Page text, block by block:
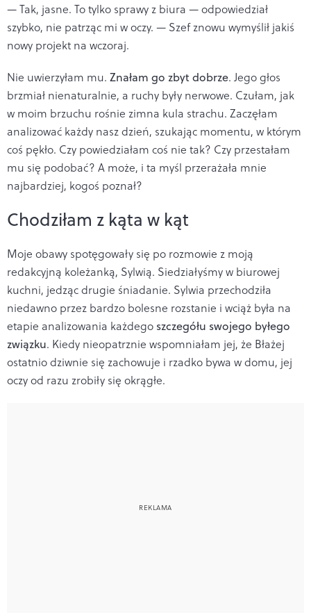
— Tak, jasne. To tylko sprawy z biura — odpowiedział
szybko, nie patrząc mi w oczy. — Szef znowu wymyślił jakiś
nowy projekt na wczoraj.
Nie uwierzyłam mu. Znałam go zbyt dobrze. Jego głos
brzmiał nienaturalnie, a ruchy były nerwowe. Czułam, jak
w moim brzuchu rośnie zimna kula strachu. Zaczęłam
analizować każdy nasz dzień, szukając momentu, w którym
coś pękło. Czy powiedziałam coś nie tak? Czy przestałam
mu się podobać? A może, i ta myśl przerażała mnie
najbardziej, kogoś poznał?
Chodziłam z kąta w kąt
Moje obawy spotęgowały się po rozmowie z moją
redakcyjną koleżanką, Sylwią. Siedziałyśmy w biurowej
kuchni, jedząc drugie śniadanie. Sylwia przechodziła
niedawno przez bardzo bolesne rozstanie i wciąż była na
etapie analizowania każdego szczegółu swojego byłego
związku. Kiedy nieopatrznie wspomniałam jej, że Błażej
ostatnio dziwnie się zachowuje i rzadko bywa w domu, jej
oczy od razu zrobiły się okrągłe.